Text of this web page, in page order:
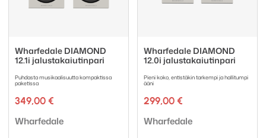
Wharfedale DIAMOND
12.1i jalustakaiutinpari
Puhdasta musikaalisuutta kompaktissa
paketissa
349,00 €
Tuotemerkki:
Wharfedale
Wharfedale DIAMOND
12.0i jalustakaiutinpari
Pieni koko, entistäkin tarkempi ja hallitumpi
ääni
299,00 €
Tuotemerkki:
Wharfedale